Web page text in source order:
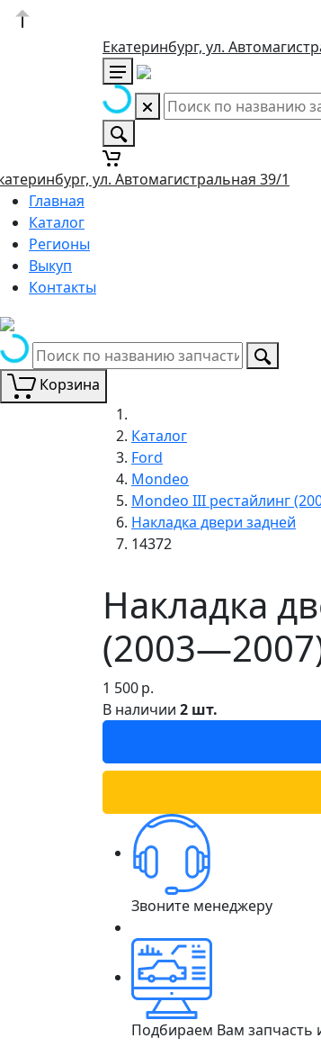
Екатеринбург, ул.
ул. Автомагистральная 39/1
Главная
Каталог
Регионы
Выкуп
Контакты
Корзина
Каталог
Ford
Mondeo
Mondeo III рестайлинг
Накладка двери задней
14372
Накладка
1 500р.
В наличии 2 шт.
Звоните менеджеру
Подбираем Вам запчасть